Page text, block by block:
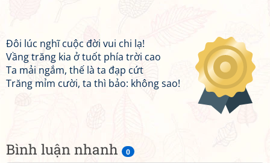
Bình luận nhanh 0
Đôi lúc nghĩ cuộc đời vui chi lạ!
Vầng trăng kia ở tuốt phía trời cao
Ta mải ngắm, thế là ta đạp cứt
Trăng mỉm cười, ta thì bảo: không sao!